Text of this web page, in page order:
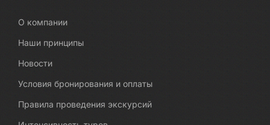
О компании
Наши принципы
Новости
Условия бронирования и оплаты
Правила проведения экскурсий